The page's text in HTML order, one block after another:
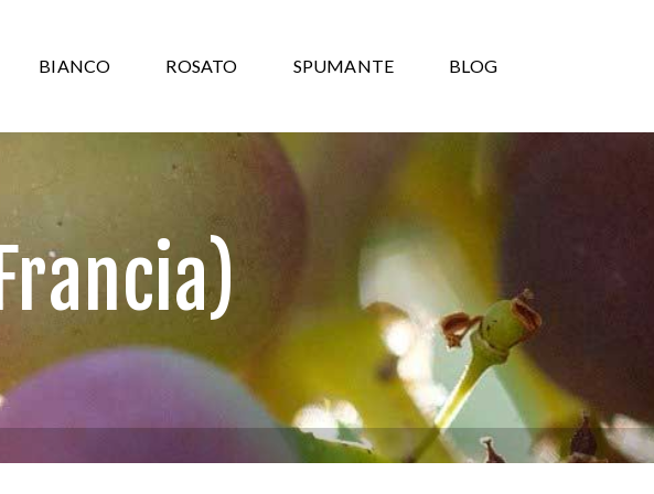
BIANCO ROSATO SPUMANTE BLOG